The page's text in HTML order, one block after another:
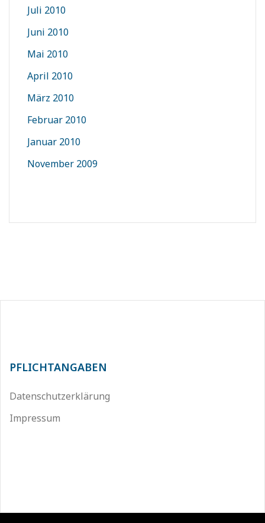
Juli 2010
Juni 2010
Mai 2010
April 2010
März 2010
Februar 2010
Januar 2010
November 2009
PFLICHTANGABEN
Datenschutzerklärung
Impressum